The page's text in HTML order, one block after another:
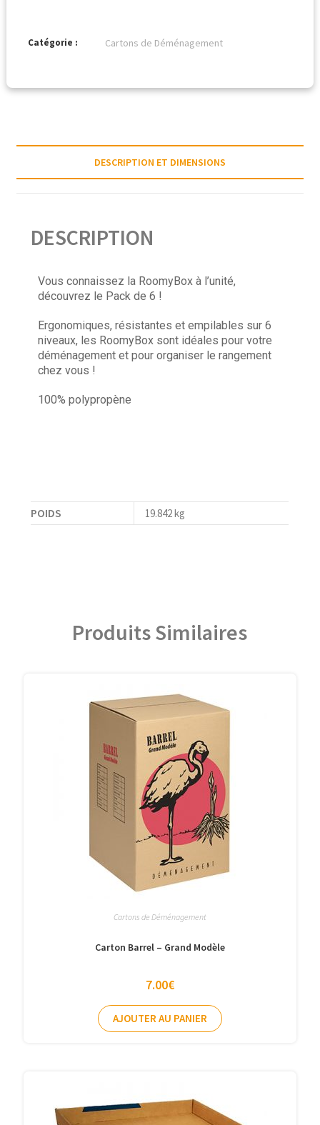
Catégorie : Cartons de Déménagement
DESCRIPTION ET DIMENSIONS
DESCRIPTION
Vous connaissez la RoomyBox à l’unité,
découvrez le Pack de 6 !
Ergonomiques, résistantes et empilables sur 6
niveaux, les RoomyBox sont idéales pour votre
déménagement et pour organiser le rangement
chez vous !
100% polypropène
POIDS 19.842 kg
Produits Similaires
Cartons de Déménagement
Carton Barrel – Grand Modèle
7.00€
AJOUTER AU PANIER